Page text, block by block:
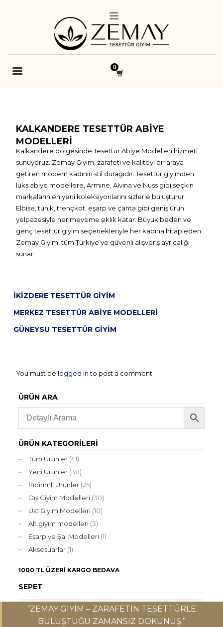
KALKANDERE TESETTÜR ABIYE
MODELLERI
Kalkandere bölgesinde Tesettür Abiye Modelleri hizmeti
sunuyoruz. Zemay Giyim, zarafeti ve kaliteyi bir araya
getiren modern kadının stil durağıdır. Tesettür giyimden
lüks abiye modellere, Armine, Alvina ve Nuss gibi seçkin
markaların en yeni koleksiyonlarını sizlerle buluşturur.
Elbise, tunik, trençkot, eşarp ve çanta gibi geniş ürün
yelpazesiyle her mevsime şıklık katar. Büyük beden ve
genç tesettür giyim seçenekleriyle her kadına hitap eden
Zemay Giyim, tüm Türkiye’ye güvenli alışveriş ayrıcalığı
sunar.
İKIZDERE TESETTÜR GIYIM
MERKEZ TESETTÜR ABIYE MODELLERI
GÜNEYSU TESETTÜR GIYIM
You must be logged into post a comment.
ÜRÜN ARA
ÜRÜN KATEGORILERI
Tüm Ürünler (41)
Yeni Ürünler (38)
İndirimli Ürünler (25)
Dış Giyim Modelleri (30)
Üst Giyim Modelleri (10)
Alt giyim modelleri (3)
Eşarp ve Şal Modelleri (1)
Aksesuarlar (1)
1000 TL ÜZERI KARGO BEDAVA
SEPET
“ZEMAY GIYIM – ZARAFETIN TESETTÜRLE
BULUŞTUĞU ZAMANSIZ DOKUNUŞ.”